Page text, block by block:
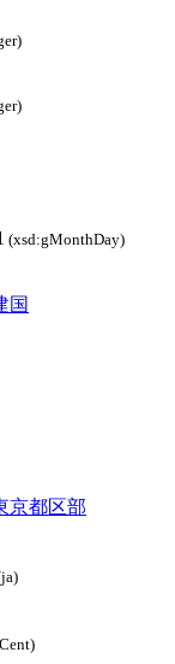
(xsd:gMonthDay)
国
京都区部